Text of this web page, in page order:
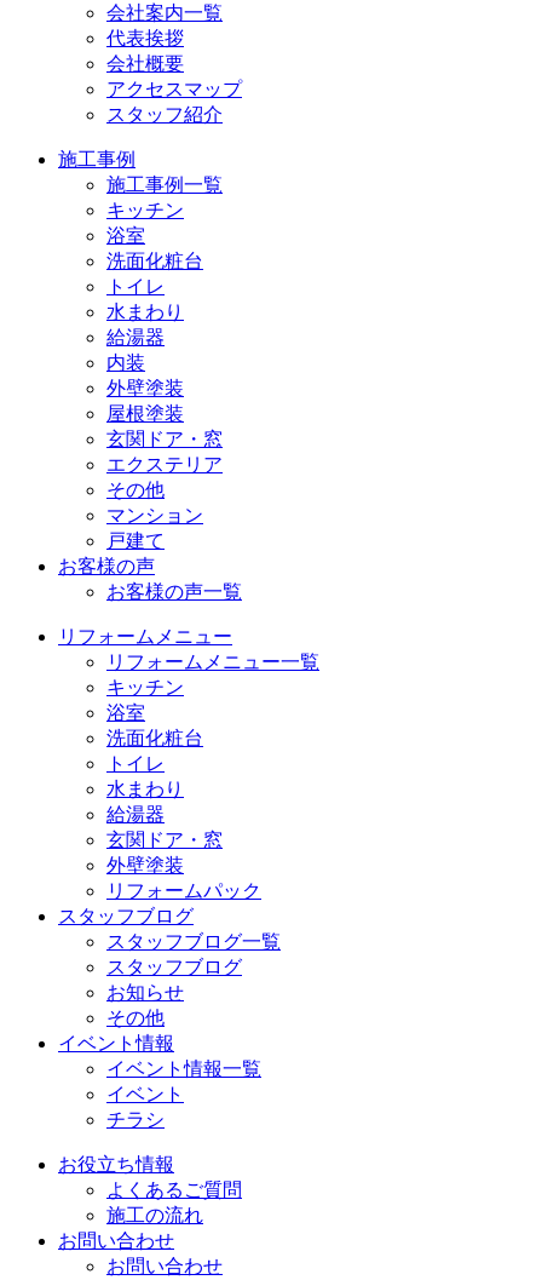
会社案内一覧
代表挨拶
会社概要
アクセスマップ
スタッフ紹介
施工事例
施工事例一覧
キッチン
浴室
洗面化粧台
トイレ
水まわり
給湯器
内装
外壁塗装
屋根塗装
玄関ドア・窓
エクステリア
その他
マンション
戸建て
お客様の声
お客様の声一覧
リフォームメニュー
リフォームメニュー一覧
キッチン
浴室
洗面化粧台
トイレ
水まわり
給湯器
玄関ドア・窓
外壁塗装
リフォームパック
スタッフブログ
スタッフブログ一覧
スタッフブログ
お知らせ
その他
イベント情報
イベント情報一覧
イベント
チラシ
お役立ち情報
よくあるご質問
施工の流れ
お問い合わせ
お問い合わせ